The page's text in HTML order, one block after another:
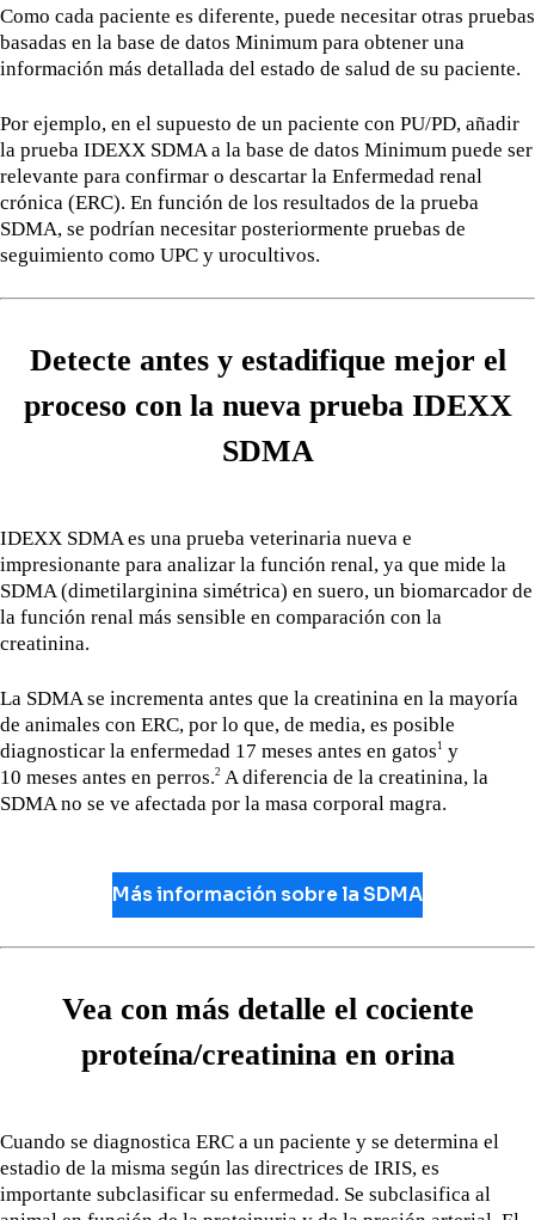
Como cada paciente es diferente, puede necesitar otras pruebas
basadas en la base de datos Minimum para obtener una
información más detallada del estado de salud de su paciente.
Por ejemplo, en el supuesto de un paciente con PU/PD, añadir
la prueba IDEXX SDMA a la base de datos Minimum puede ser
relevante para confirmar o descartar la Enfermedad renal
crónica (ERC). En función de los resultados de la prueba
SDMA, se podrían necesitar posteriormente pruebas de
seguimiento como UPC y urocultivos.
Detecte antes y estadifique mejor el
proceso con la nueva prueba IDEXX
SDMA
IDEXX SDMA es una prueba veterinaria nueva e
impresionante para analizar la función renal, ya que mide la
SDMA (dimetilarginina simétrica) en suero, un biomarcador de
la función renal más sensible en comparación con la
creatinina.
La SDMA se incrementa antes que la creatinina en la mayoría
de animales con ERC, por lo que, de media, es posible
diagnosticar la enfermedad 17 meses antes en gatos 1 y
10 meses antes en perros.2 A diferencia de la creatinina, la
SDMA no se ve afectada por la masa corporal magra.
Más información sobre la SDMA
Vea con más detalle el cociente
proteína/creatinina en orina
Cuando se diagnostica ERC a un paciente y se determina el
estadio de la misma según las directrices de IRIS, es
importante subclasificar su enfermedad. Se subclasifica al